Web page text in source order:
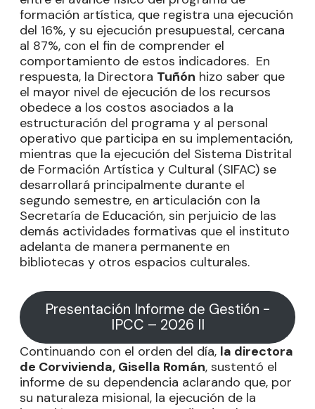
formación artística, que registra una ejecución
del 16%, y su ejecución presupuestal, cercana
al 87%, con el fin de comprender el
comportamiento de estos indicadores. En
respuesta, la Directora Tuñón hizo saber que
el mayor nivel de ejecución de los recursos
obedece a los costos asociados a la
estructuración del programa y al personal
operativo que participa en su implementación,
mientras que la ejecución del Sistema Distrital
de Formación Artística y Cultural (SIFAC) se
desarrollará principalmente durante el
segundo semestre, en articulación con la
Secretaría de Educación, sin perjuicio de las
demás actividades formativas que el instituto
adelanta de manera permanente en
bibliotecas y otros espacios culturales.
Presentación Informe de Gestión -
IPCC – 2026 II
Continuando con el orden del día, la directora
de Corvivienda, Gisella Román, sustentó el
informe de su dependencia aclarando que, por
su naturaleza misional, la ejecución de la